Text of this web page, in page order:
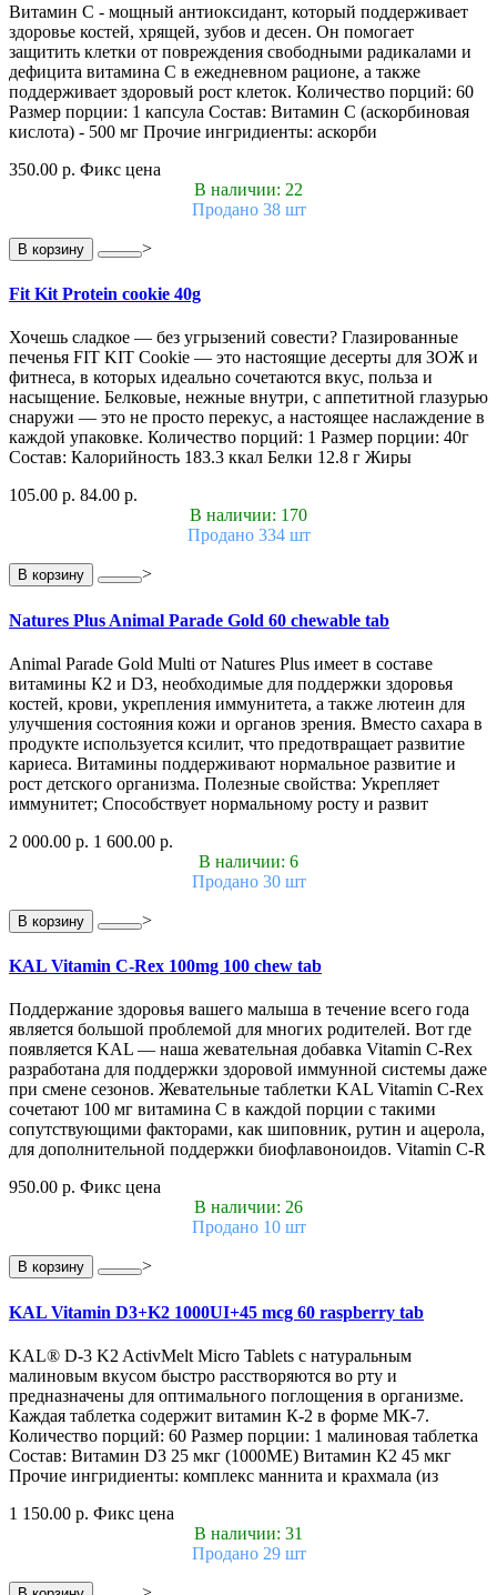
Витамин С - мощный антиоксидант, который поддерживает
здоровье костей, хрящей, зубов и десен. Он помогает
защитить клетки от повреждения свободными радикалами и
дефицита витамина С в ежедневном рационе, а также
поддерживает здоровый рост клеток. Количество порций: 60
Размер порции: 1 капсула Состав: Витамин С (аскорбиновая
кислота) - 500 мг Прочие ингридиенты: аскорби
350.00 р. Фикс цена
В наличии: 22
Продано 38 шт
В корзину >
Fit Kit Protein cookie 40g
Хочешь сладкое — без угрызений совести? Глазированные
печенья FIT KIT Cookie — это настоящие десерты для ЗОЖ и
фитнеса, в которых идеально сочетаются вкус, польза и
насыщение. Белковые, нежные внутри, с аппетитной глазурью
снаружи — это не просто перекус, а настоящее наслаждение в
каждой упаковке. Количество порций: 1 Размер порции: 40г
Состав: Калорийность 183.3 ккал Белки 12.8 г Жиры
105.00 р. 84.00 р.
В наличии: 170
Продано 334 шт
В корзину >
Natures Plus Animal Parade Gold 60 chewable tab
Animal Parade Gold Multi от Natures Plus имеет в составе
витамины К2 и D3, необходимые для поддержки здоровья
костей, крови, укрепления иммунитета, а также лютеин для
улучшения состояния кожи и органов зрения. Вместо сахара в
продукте используется ксилит, что предотвращает развитие
кариеса. Витамины поддерживают нормальное развитие и
рост детского организма. Полезные свойства: Укрепляет
иммунитет; Способствует нормальному росту и развит
2 000.00 р. 1 600.00 р.
В наличии: 6
Продано 30 шт
В корзину >
KAL Vitamin C-Rex 100mg 100 chew tab
Поддержание здоровья вашего малыша в течение всего года
является большой проблемой для многих родителей. Вот где
появляется KAL — наша жевательная добавка Vitamin C-Rex
разработана для поддержки здоровой иммунной системы даже
при смене сезонов. Жевательные таблетки KAL Vitamin C-Rex
сочетают 100 мг витамина C в каждой порции с такими
сопутствующими факторами, как шиповник, рутин и ацерола,
для дополнительной поддержки биофлавоноидов. Vitamin C-R
950.00 р. Фикс цена
В наличии: 26
Продано 10 шт
В корзину >
KAL Vitamin D3+K2 1000UI+45 mcg 60 raspberry tab
KAL® D-3 K2 ActivMelt Micro Tablets с натуральным
малиновым вкусом быстро расстворяются во рту и
предназначены для оптимального поглощения в организме.
Каждая таблетка содержит витамин К-2 в форме МК-7.
Количество порций: 60 Размер порции: 1 малиновая таблетка
Состав: Витамин D3 25 мкг (1000МЕ) Витамин К2 45 мкг
Прочие ингридиенты: комплекс маннита и крахмала (из
1 150.00 р. Фикс цена
В наличии: 31
Продано 29 шт